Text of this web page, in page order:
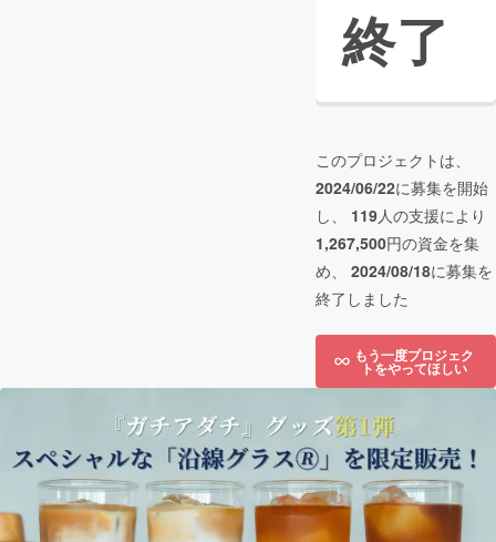
終了
このプロジェクトは、
2024/06/22に募集を開始
し、 119人の支援により
1,267,500円の資金を集
め、 2024/08/18に募集を
終了しました
もう一度プロジェク
トをやってほしい